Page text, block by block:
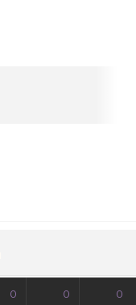
0 0 0
об авторских правах.